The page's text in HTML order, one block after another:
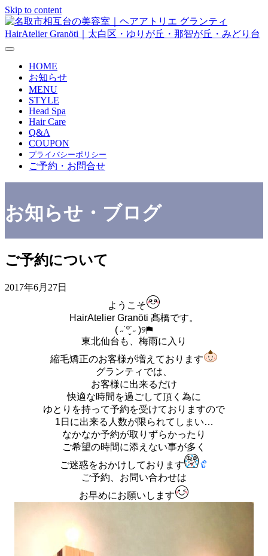
Skip to content
HOME
お知らせ
MENU
STYLE
Head Spa
Hair Care
Q&A
COUPON
プライバシーポリシー
ご予約・お問合せ
お知らせ・ブログ
ご予約について
2017年6月27日
ようこそ
HairAtelier Granöti 髙橋です。
( ˶˙º̬˙˶ )୨⚑︎
東北仙台も、梅雨に入り
縮毛矯正のお客様が増えております
グランティでは、
お客様に出来るだけ
快適な時間を過ごして頂く為に
ゆとりを持って予約を受けておりますので
1日に出来る人数が限られてしまい…
なかなか予約が取りずらかったり
ご希望の時間に添えない事が多く
ご迷惑をおかけしております
ご予約、お問い合わせは
お早めにお願いします